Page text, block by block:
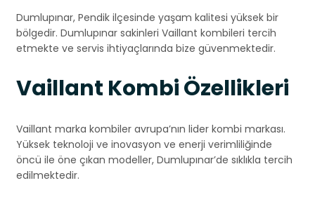
Dumlupınar, Pendik ilçesinde yaşam kalitesi yüksek bir
bölgedir. Dumlupınar sakinleri Vaillant kombileri tercih
etmekte ve servis ihtiyaçlarında bize güvenmektedir.
Vaillant Kombi Özellikleri
Vaillant marka kombiler avrupa’nın lider kombi markası.
Yüksek teknoloji ve inovasyon ve enerji verimliliğinde
öncü ile öne çıkan modeller, Dumlupınar’de sıklıkla tercih
edilmektedir.